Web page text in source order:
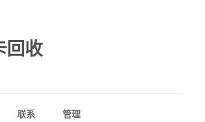
回收
联系 管理